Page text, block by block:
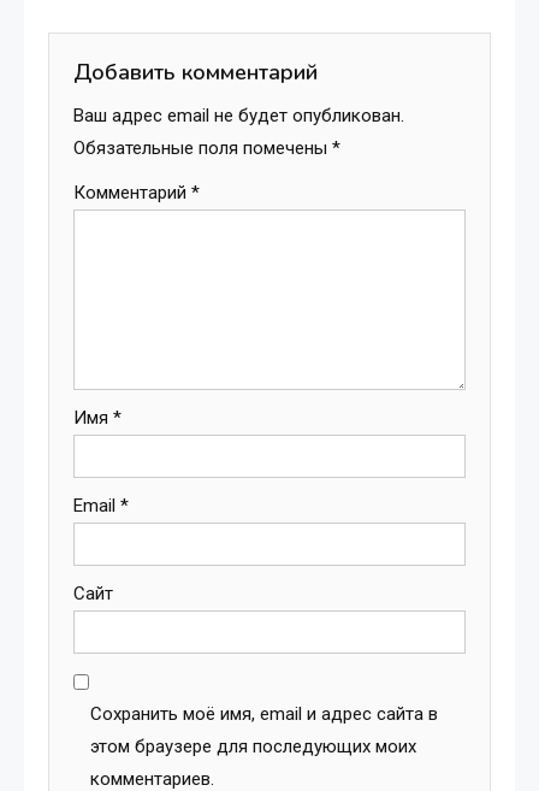
Добавить комментарий
Ваш адрес email не будет опубликован.
Обязательные поля помечены *
Комментарий *
Имя *
Email *
Сайт
Сохранить моё имя, email и адрес сайта в
этом браузере для последующих моих
комментариев.